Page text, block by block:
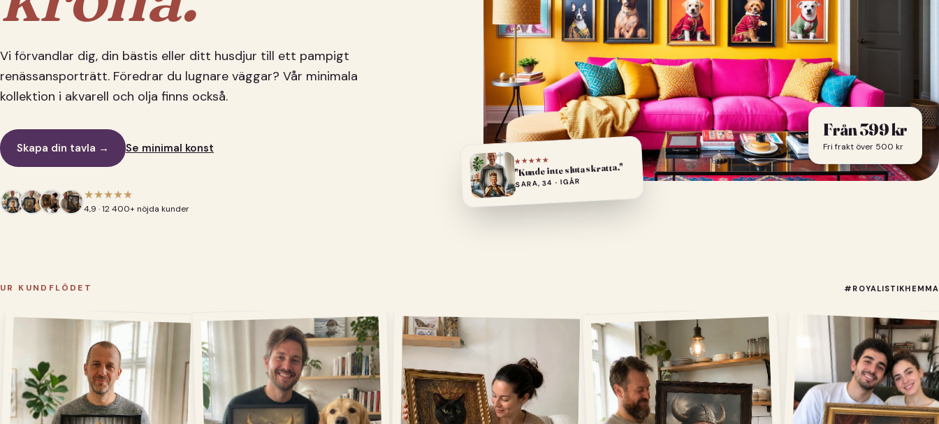
Vi förvandlar dig, din bästis eller ditt husdjur till ett pampigt
renässansporträtt. Föredrar du lugnare väggar? Vår minimala
kollektion i akvarell och olja finns också.
Skapa din tavla → Se minimal konst
★★★★★
4,9 · 12 400+ nöjda kunder
Från 399 kr
Fri frakt över 500 kr
★★★★★
"Kunde inte sluta skratta."
SARA, 34 · IGÅR
UR KUNDFLÖDET #ROYALISTIKHEMMA